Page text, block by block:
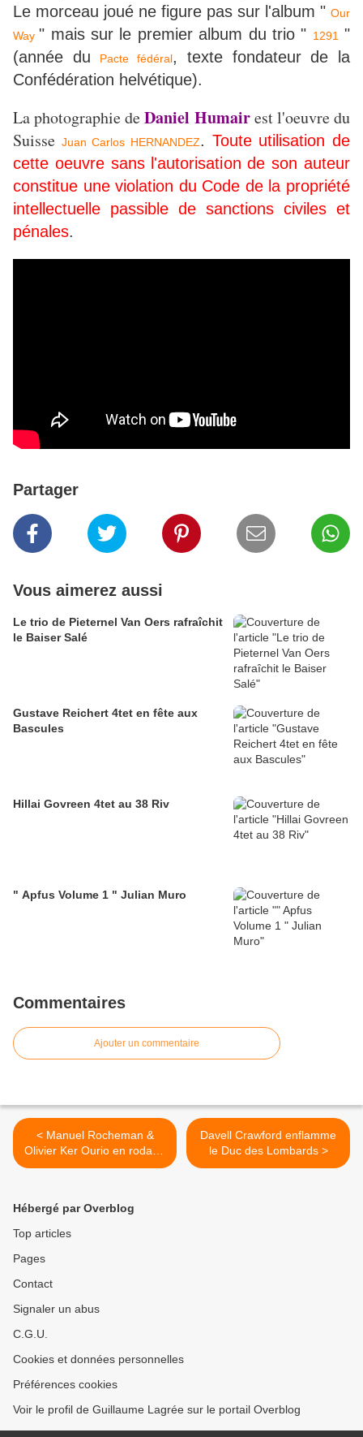
Le morceau joué ne figure pas sur l'album " Our
Way " mais sur le premier album du trio " 1291
"
(année du
Pacte fédéral, texte fondateur de la
Confédération helvétique).
La photographie deDaniel Humairest l'oeuvre du
Suisse Juan Carlos HERNANDEZ. Toute utilisation de
cette oeuvre sans l'autorisation de son auteur
constitue une violation du Code de la propriété
intellectuelle passible de sanctions civiles et
pénales.
Partager
Vous aimerez aussi
Le trio de Pieternel Van Oers rafraîchit
le Baiser Salé
Gustave Reichert 4tet en fête aux
Bascules
Hillai Govreen 4tet au 38 Riv
" Apfus Volume 1 " Julian Muro
Commentaires
Ajouter un commentaire
< Manuel Rocheman &
Olivier Ker Ourio en rodage
au Café Laurent
Davell Crawford enflamme
le Duc des Lombards >
Hébergé par Overblog
Top articles
Pages
Contact
Signaler un abus
C.G.U.
Cookies et données personnelles
Préférences cookies
Voir le profil de Guillaume Lagrée sur le portail Overblog